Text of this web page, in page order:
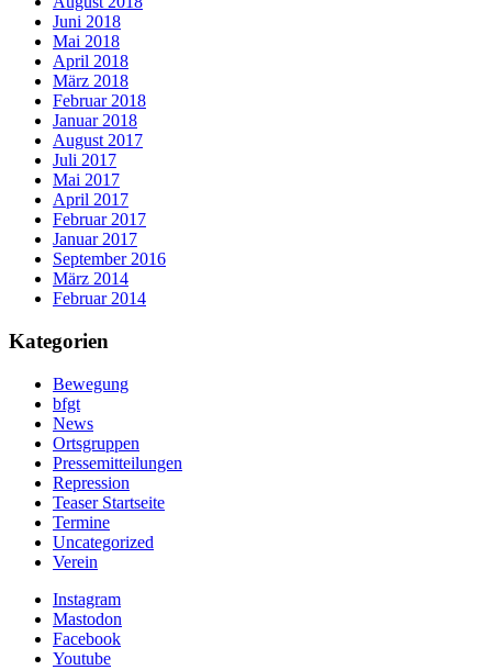
Juni 2018
Mai 2018
April 2018
März 2018
Februar 2018
Januar 2018
August 2017
Juli 2017
Mai 2017
April 2017
Februar 2017
Januar 2017
September 2016
März 2014
Februar 2014
Kategorien
Bewegung
bfgt
News
Ortsgruppen
Pressemitteilungen
Repression
Teaser Startseite
Termine
Uncategorized
Verein
Instagram
Mastodon
Facebook
Youtube